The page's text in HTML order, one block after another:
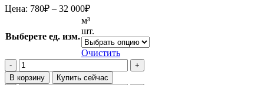
Цена: 780₽ – 32 000₽Диапазон
цен:
780₽
–
32
Выберете ед. изм.
м³
шт.
Очистить
Количество
товара
В корзину Купить сейчас